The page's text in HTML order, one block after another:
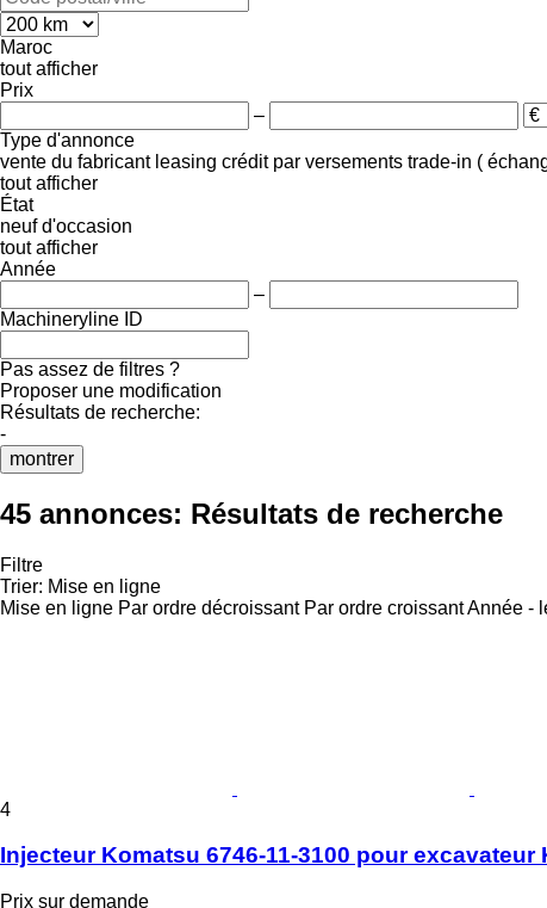
Maroc
tout afficher
Prix
–
Type d'annonce
vente du fabricant leasing crédit par versements trade-in (
tout afficher
État
neuf d'occasion
tout afficher
Année
–
Machineryline ID
Pas assez de filtres ?
Proposer une modification
Résultats de recherche:
-
montrer
45 annonces: Résultats de recherche
Filtre
Trier: Mise en ligne
Mise en ligne Par ordre décroissant Par ordre croissantAnnée -
4
Injecteur Komatsu 6746-11-3100 pour excavateur
Prix sur demande